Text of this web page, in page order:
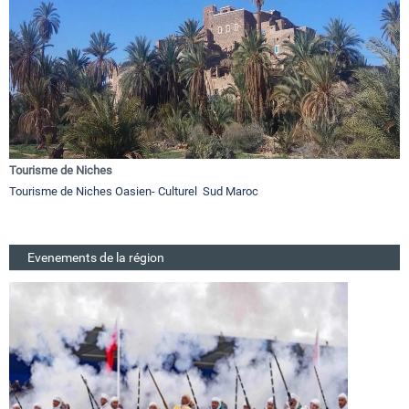
Tourisme de Niches
Tourisme de Niches Oasien- Culturel Sud Maroc
Evenements de la région